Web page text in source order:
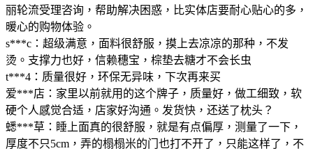
丽轮流受理咨询，帮助解决困惑，比实体店要耐心贴心的多，
暖心的购物体验。
s***c：超级满意，面料很舒服，摸上去凉凉的那种，不发
烫。支撑力也好，信赖穗宝，棕垫去糖才不会长虫
t***4：质量很好，环保无异味，下次再来买
爱***店：家里以前就用的这个牌子，质量好，做工细致，软
硬个人感觉合适，店家好沟通。发货快，还送了枕头？
蟋***草：睡上面真的很舒服，就是有点偏厚，测量了一下，
厚度不只5cm，弄的榻榻米的门也打不开了，只能这样了，不